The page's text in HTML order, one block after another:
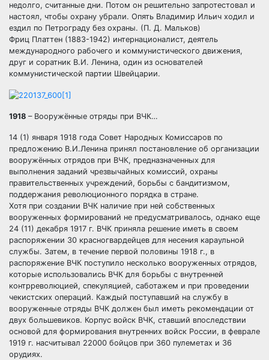
недолго, считанные дни. Потом он решительно запротестовал и
настоял, чтобы охрану убрали. Опять Владимир Ильич ходил и
ездил по Петрограду без охраны. (П. Д. Мальков)
Фриц Платтен (1883-1942) интернационалист, деятель
международного рабочего и коммунистического движения,
друг и соратник В.И. Ленина, один из основателей
коммунистической партии Швейцарии.
1918 – Вооружённые отряды при ВЧК…
14 (1) января 1918 года Совет Народных Комиссаров по
предложению В.И.Ленина принял постановление об организации
вооружённых отрядов при ВЧК, предназначенных для
выполнения заданий чрезвычайных комиссий, охраны
правительственных учреждений, борьбы с бандитизмом,
поддержания революционного порядка в стране.
Хотя при создании ВЧК наличие при ней собственных
вооруженных формирований не предусматривалось, однако еще
24 (11) декабря 1917 г. ВЧК приняла решение иметь в своем
распоряжении 30 красногвардейцев для несения караульной
службы. Затем, в течение первой половины 1918 г., в
распоряжение ВЧК поступило несколько вооруженных отрядов,
которые использовались ВЧК для борьбы с внутренней
контрреволюцией, спекуляцией, саботажем и при проведении
чекистских операций. Каждый поступавший на службу в
вооруженные отряды ВЧК должен был иметь рекомендации от
двух большевиков. Корпус войск ВЧК, ставший впоследствии
основой для формирования внутренних войск России, в феврале
1919 г. насчитывал 22000 бойцов при 360 пулеметах и 36
орудиях.